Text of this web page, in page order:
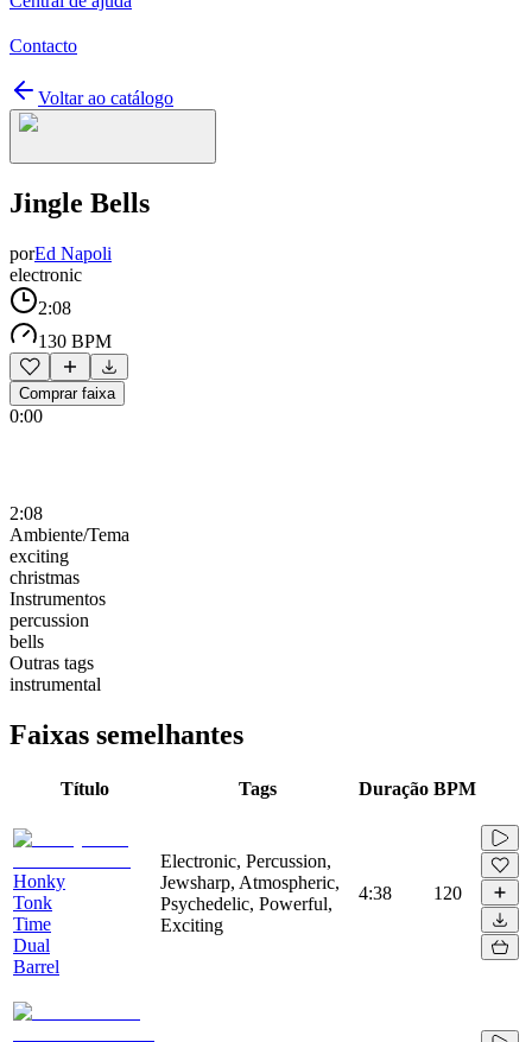
Contacto
Voltar ao catálogo
Jingle Bells
porEd Napoli
electronic
2:08
130 BPM
Comprar faixa
0:00
2:08
Ambiente/Tema
exciting
christmas
Instrumentos
percussion
bells
Outras tags
instrumental
Faixas semelhantes
Título Tags Duração BPM
Honky
Tonk
Time
Dual
Barrel
Electronic, Percussion,
Jewsharp, Atmospheric,
Psychedelic, Powerful,
Exciting
4:38 120